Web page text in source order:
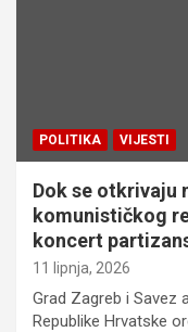
POLITIKA VIJESTI
Dok se otkrivaju
komunističkog
koncert
11 lipnja, 2026
Grad Zagreb i
Republike Hrvatske